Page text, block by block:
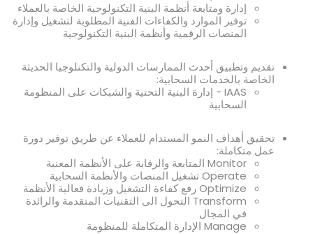
إدارة ومتابعة أنظمة البنية التكنولوجية الخاصة بالعملاء
توفير الموارد والكفاءات الفنية المطلوبة لتشغيل وإدارة
المنصات الرقمية وأنظمة البنية التكنولوجية
تقديم وتطبيق أحدث الممارسات الدولية والتكنلوجيا الحديثة
الخاصة بالخدمات السحابية:
IAAS - إدارة البنية التحتية والشبكات على المنظومة
السحابية
تحقيق أهداف النمو المستدام للعملاء عن طريق توفير دورة
عمل متكاملة:
Monitor المتابعة والرقابة على الأنظمة المعنية
Operate تشغيل المنصات والأنظمة السحابية
Optimize رفع كفاءة التشغيل وزيادة فعالية الأنظمة
Transform التحول الى التقنيات المتقدمة والرائدة
في المجال
Manage الإدارة المتكاملة للمنظومة